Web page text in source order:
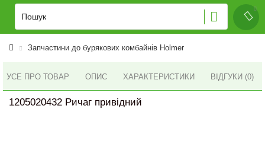
Запчастини до бурякових комбайнів Holmer
УСЕ ПРО ТОВАР ОПИС ХАРАКТЕРИСТИКИ ВІДГУКИ (0)
1205020432 Ричаг привідний